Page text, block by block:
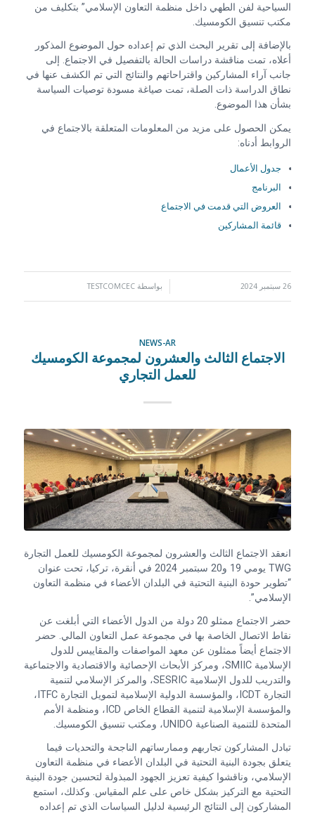
السياحية لفن الطهي داخل منظمة التعاون الإسلامي” بتكليف من
مكتب تنسيق الكومسيك.
بالإضافة إلى تقرير البحث الذي تم إعداده حول الموضوع المذكور
أعلاه، تمت مناقشة دراسات الحالة بالتفصيل في الاجتماع. إلى
جانب آراء المشاركين واقتراحاتهم والنتائج التي تم الكشف عنها في
نطاق الدراسة ذات الصلة، تمت صياغة مسودة توصيات السياسة
بشأن هذا الموضوع.
يمكن الحصول على مزيد من المعلومات المتعلقة بالاجتماع في
الروابط أدناه:
جدول الأعمال
البرنامج
العروض التي قدمت في الاجتماع
قائمة المشاركين
26 سبتمبر 2024 بواسطة TESTCOMCEC
NEWS-AR
الاجتماع الثالث والعشرون لمجموعة الكومسيك
للعمل التجاري
انعقد الاجتماع الثالث والعشرون لمجموعة الكومسيك للعمل التجارة
TWG يومي 19 و20 سبتمبر 2024 في أنقرة، تركيا، تحت عنوان
“تطوير حودة البنية التحتية في البلدان الأعضاء في منظمة التعاون
الإسلامي”.
حضر الاجتماع ممثلو 20 دولة من الدول الأعضاء التي أبلغت عن
نقاط الاتصال الخاصة بها في مجموعة عمل التعاون المالي. حضر
الاجتماع أيضاً ممثلون عن معهد المواصفات والمقاييس للدول
الإسلامية SMIIC، ومركز الأبحاث الإحصائية والاقتصادية والاجتماعية
والتدريب للدول الإسلامية SESRIC، والمركز الإسلامي لتنمية
التجارة ICDT، والمؤسسة الدولية الإسلامية لتمويل التجارة ITFC،
والمؤسسة الإسلامية لتنمية القطاع الخاص ICD، ومنظمة الأمم
المتحدة للتنمية الصناعية UNIDO، ومكتب تنسيق الكومسيك.
تبادل المشاركون تجاربهم وممارساتهم الناجحة والتحديات فيما
يتعلق بجودة البنية التحتية في البلدان الأعضاء في منظمة التعاون
الإسلامي، وناقشوا كيفية تعزيز الجهود المبذولة لتحسين جودة البنية
التحتية مع التركيز بشكل خاص على علم المقياس. وكذلك، استمع
المشاركون إلى النتائج الرئيسية لدليل السياسات الذي تم إعداده